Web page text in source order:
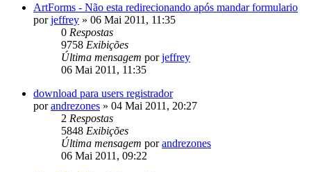
ArtForms - Não esta redirecionando após mandar formulario
porjeffrey » 06 Mai 2011, 11:35
0 Respostas
9758 Exibições
Última mensagem porjeffrey
06 Mai 2011, 11:35
download para users registrador
porandrezones » 04 Mai 2011, 20:27
2 Respostas
5848 Exibições
Última mensagem porandrezones
06 Mai 2011, 09:22